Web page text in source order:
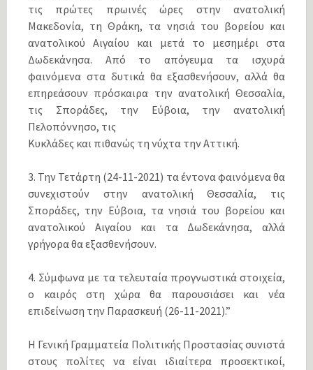
τις πρώτες πρωινές ώρες στην ανατολική
Μακεδονία, τη Θράκη, τα νησιά του βορείου και
ανατολικού Αιγαίου και μετά το μεσημέρι στα
Δωδεκάνησα. Από το απόγευμα τα ισχυρά
φαινόμενα στα δυτικά θα εξασθενήσουν, αλλά θα
επηρεάσουν πρόσκαιρα την ανατολική Θεσσαλία,
τις Σποράδες, την Εύβοια, την ανατολική
Πελοπόννησο, τις
Κυκλάδες και πιθανώς τη νύχτα την Αττική.
3. Την Τετάρτη (24-11-2021) τα έντονα φαινόμενα θα
συνεχιστούν στην ανατολική Θεσσαλία, τις
Σποράδες, την Εύβοια, τα νησιά του βορείου και
ανατολικού Αιγαίου και τα Δωδεκάνησα, αλλά
γρήγορα θα εξασθενήσουν.
4. Σύμφωνα με τα τελευταία προγνωστικά στοιχεία,
ο καιρός στη χώρα θα παρουσιάσει και νέα
επιδείνωση την Παρασκευή (26-11-2021).”
Η Γενική Γραμματεία Πολιτικής Προστασίας συνιστά
στους πολίτες να είναι ιδιαίτερα προσεκτικοί,